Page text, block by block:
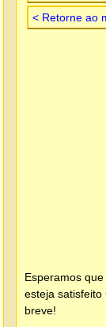
< Retorne ao
Esperamos
esteja satisfeito
breve!